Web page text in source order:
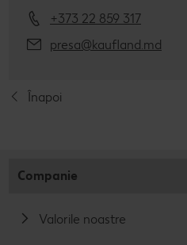
+373 22 859 317
presa@kaufland.md
Înapoi
Companie
Valorile noastre